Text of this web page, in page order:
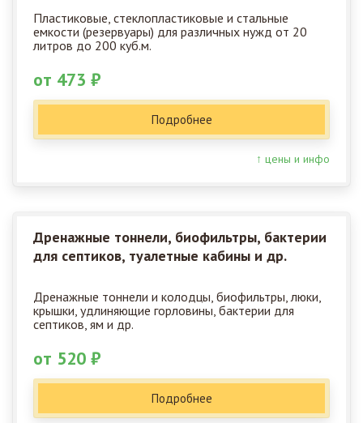
Пластиковые, стеклопластиковые и стальные
емкости (резервуары) для различных нужд от 20
литров до 200 куб.м.
от 473 ₽
Подробнее
↑ цены и инфо
Дренажные тоннели, биофильтры, бактерии
для септиков, туалетные кабины и др.
Дренажные тоннели и колодцы, биофильтры, люки,
крышки, удлиняющие горловины, бактерии для
септиков, ям и др.
от 520 ₽
Подробнее